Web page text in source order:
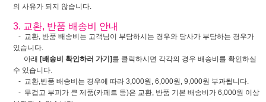
의 사유가 되지 않습니다.
3. 교환, 반품 배송비 안내
- 교환, 반품 배송비는 고객님이 부담하시는 경우와 당사가 부담하는 경우가
있습니다.
아래 [배송비 확인하러 가기]를 클릭하시면 각각의 경우 배송비를 확인하실
수 있습니다.
- 교환,반품 배송비는 경우에 따라 3,000원, 6,000원, 9,000원 부과됩니다.
- 무겁고 부피가 큰 제품(카페트 등)은 교환, 반품 기본 배송비가 6,000원 이상